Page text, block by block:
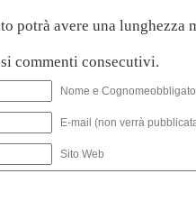
potrà avere una lunghezza
commenti consecutivi.
Nome e
E-mail (non verrà
Sito Web